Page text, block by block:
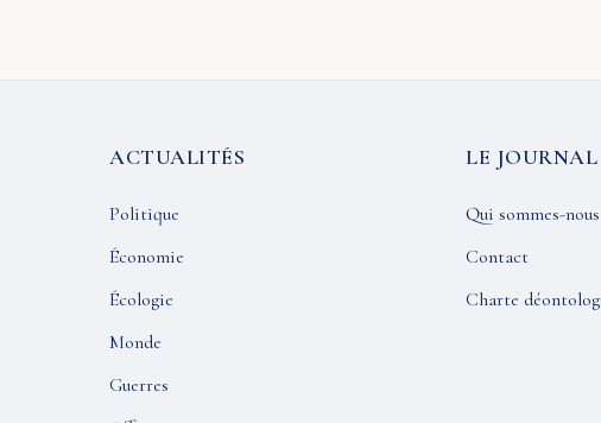
ACTUALITÉS
Politique
Économie
Écologie
Monde
Guerres
LE JOURNAL
Qui sommes-nous
Contact
Charte